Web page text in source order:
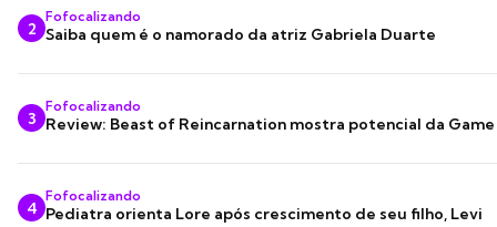
2
Fofocalizando
Saiba quem é o namorado da atriz Gabriela Duarte
3
Fofocalizando
Review: Beast of Reincarnation mostra potencial da Game
4
Fofocalizando
Pediatra orienta Lore após crescimento de seu filho, Levi